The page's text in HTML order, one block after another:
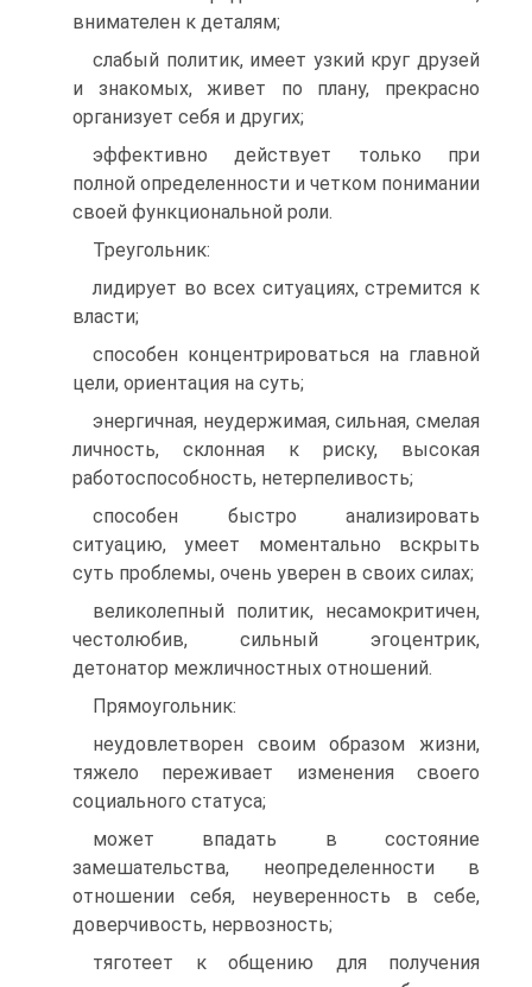
внимателен к деталям;
слабый политик, имеет узкий круг друзей
и знакомых, живет по плану, прекрасно
организует себя и других;
эффективно действует только при
полной определенности и четком понимании
своей функциональной роли.
Треугольник:
лидирует во всех ситуациях, стремится к
власти;
способен концентрироваться на главной
цели, ориентация на суть;
энергичная, неудержимая, сильная, смелая
личность, склонная к риску, высокая
работоспособность, нетерпеливость;
способен быстро анализировать
ситуацию, умеет моментально вскрыть
суть проблемы, очень уверен в своих силах;
великолепный политик, несамокритичен,
честолюбив, сильный эгоцентрик,
детонатор межличностных отношений.
Прямоугольник:
неудовлетворен своим образом жизни,
тяжело переживает изменения своего
социального статуса;
может впадать в состояние
замешательства, неопределенности в
отношении себя, неуверенность в себе,
доверчивость, нервозность;
тяготеет к общению для получения